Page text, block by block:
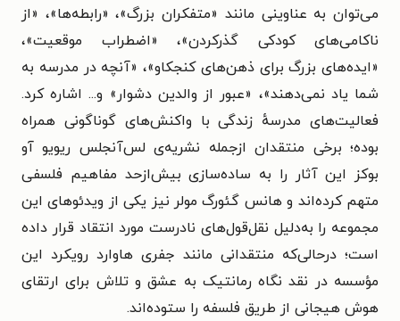
می‌توان به عناوینی مانند «متفکران بزرگ»، «رابطه‌ها»، «از
ناکامی‌های کودکی گذرکردن»، «اضطراب موقعیت»،
«ایده‌های بزرگ برای ذهن‌های کنجکاو»، «آنچه در مدرسه به
شما یاد نمی‌دهند»، «عبور از والدین دشوار » و... اشاره کرد.
فعالیت‌های مدرسهٔ زندگی با واکنش‌های گوناگونی همراه
بوده؛ برخی منتقدان ازجمله نشریه‌ی لس‌آنجلس ریویو آو
بوکز این آثار را به ساده‌سازی بیش‌ازحد مفاهیم فلسفی
متهم کرده‌اند و هانس گئورگ مولر نیز یکی از ویدئوهای این
مجموعه را به‌دلیل نقل‌قول‌های نادرست مورد انتقاد قرار داده
است؛ درحالی‌که منتقدانی مانند جفری هاوارد رویکرد این
مؤسسه در نقد نگاه رمانتیک به عشق و تلاش برای ارتقای
هوش هیجانی از طریق فلسفه را ستوده‌اند.